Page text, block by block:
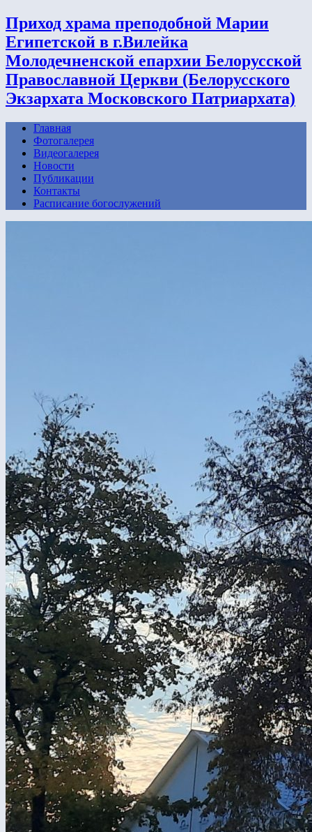
Приход храма преподобной Марии
Египетской в г.Вилейка
Молодечненской епархии Белорусской
Православной Церкви (Белорусского
Экзархата Московского Патриархата)
Главная
Фотогалерея
Видеогалерея
Новости
Публикации
Контакты
Расписание богослужений